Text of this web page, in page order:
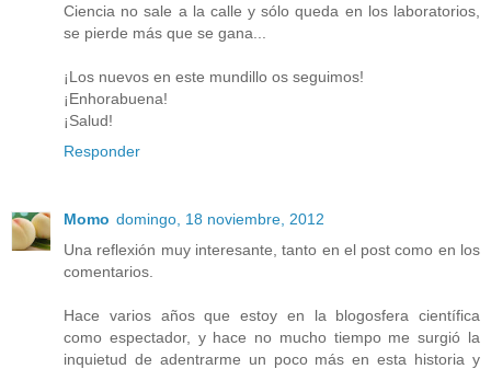
Ciencia no sale a la calle y sólo queda en los laboratorios,
se pierde más que se gana...
¡Los nuevos en este mundillo os seguimos!
¡Enhorabuena!
¡Salud!
Responder
Momo domingo, 18 noviembre, 2012
Una reflexión muy interesante, tanto en el post como en los
comentarios.
Hace varios años que estoy en la blogosfera científica
como espectador, y hace no mucho tiempo me surgió la
inquietud de adentrarme un poco más en esta historia y